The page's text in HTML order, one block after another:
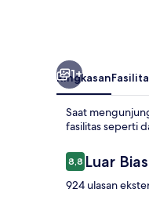
1+
Ringkasan
Saat
fasilitas seperti
Ulasan
8,88,8 dari 10
Luar
924 ulasan